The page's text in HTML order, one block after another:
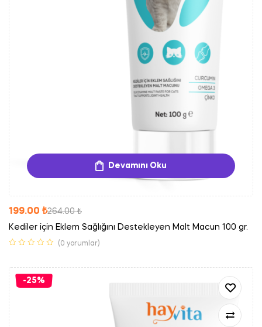
Devamını Oku
264.00₺
199.00 ₺
Kediler için Eklem Sağlığını Destekleyen Malt Macun 100 gr.
(0 yorumlar)
-25%